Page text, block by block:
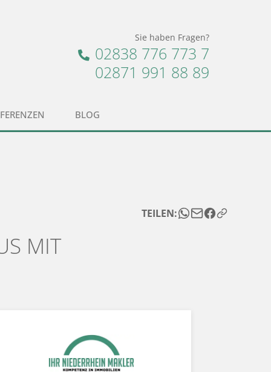
Sie haben Fragen?
02838 776 773 7
02871 991 88 89
BLOG
TEILEN:
MIT